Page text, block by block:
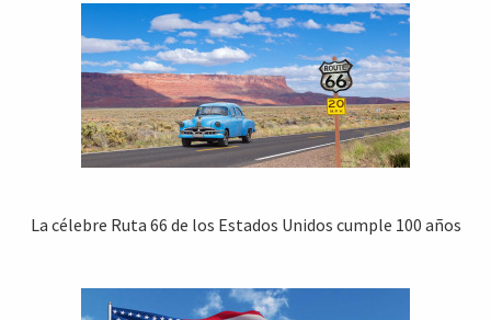
La célebre Ruta 66 de los Estados Unidos cumple 100 años